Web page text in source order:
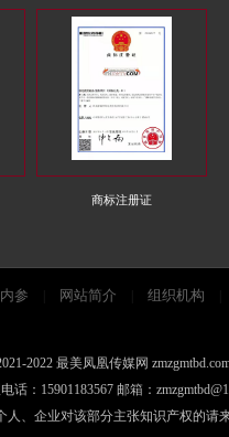
商标注册证
参 网站简介 组织机构
2022 最美凤凰传媒网
：15901183567 邮箱：
、企业对该部分主张知识产权的